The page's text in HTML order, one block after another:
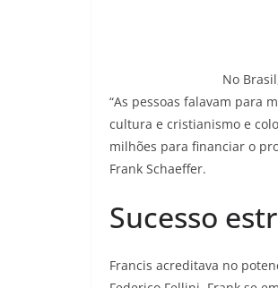
No
“As pessoas falavam para
cultura e cristianismo e
milhões para financiar o
Frank Schaeffer.
Sucesso
Francis acreditava no